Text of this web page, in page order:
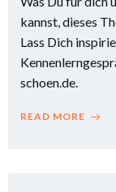
kannst, dieses
Lass Dich
schoen.de.
READ MORE